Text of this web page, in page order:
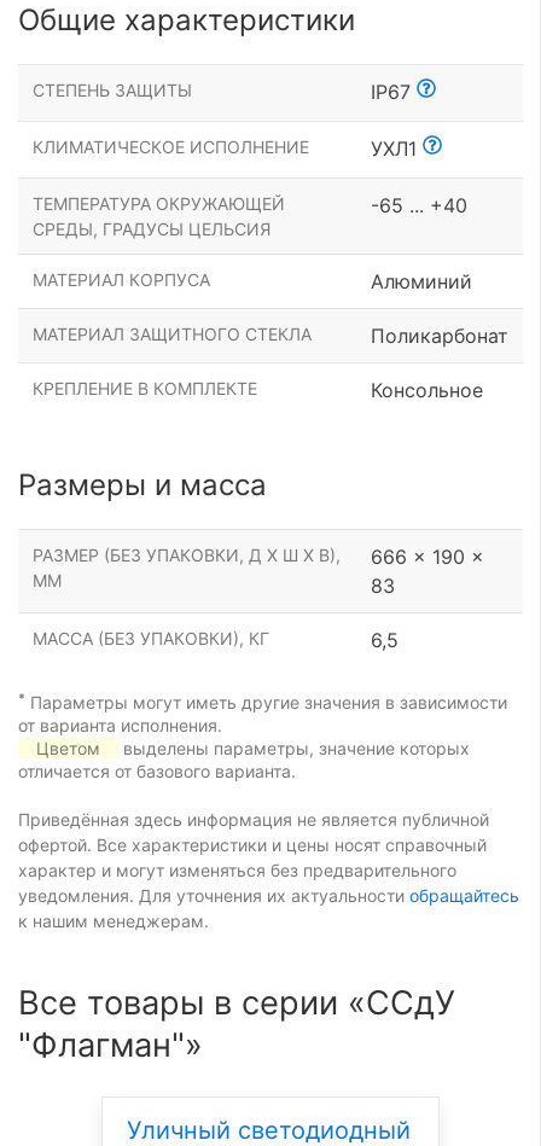
Общие характеристики
СТЕПЕНЬ ЗАЩИТЫ IP67
КЛИМАТИЧЕСКОЕ ИСПОЛНЕНИЕ УХЛ1
ТЕМПЕРАТУРА ОКРУЖАЮЩЕЙ
СРЕДЫ, ГРАДУСЫ ЦЕЛЬСИЯ
-65 ... +40
МАТЕРИАЛ КОРПУСА Алюминий
МАТЕРИАЛ ЗАЩИТНОГО СТЕКЛА Поликарбонат
КРЕПЛЕНИЕ В КОМПЛЕКТЕ Консольное
Размеры и масса
РАЗМЕР (БЕЗ УПАКОВКИ, Д Х Ш Х В),
ММ
666 x 190 x
83
МАССА (БЕЗ УПАКОВКИ), КГ 6,5
* Параметры могут иметь другие значения в зависимости
от варианта исполнения.
Цветом
выделены параметры, значение которых
отличается от базового варианта.
Приведённая здесь информация не является публичной
офертой. Все характеристики и цены носят справочный
характер и могут изменяться без предварительного
уведомления. Для уточнения их актуальности обращайтесь
к нашим менеджерам.
Все товары в серии «ССдУ
"Флагман"»
Уличный светодиодный